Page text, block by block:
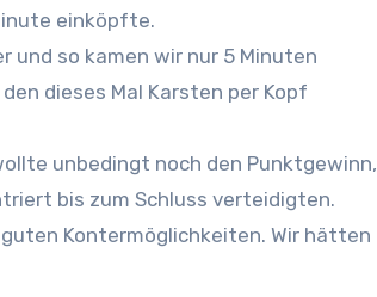
einköpfte.
und so kamen wir nur 5 Minuten
dieses Mal Karsten per Kopf
unbedingt noch den Punktgewinn,
bis zum Schluss verteidigten.
Kontermöglichkeiten. Wir hätten